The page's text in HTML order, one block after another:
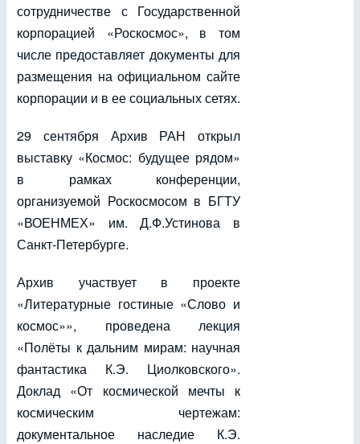
сотрудничестве с Государственной
корпорацией «Роскосмос», в том
числе предоставляет документы для
размещения на официальном сайте
корпорации и в ее социальных сетях.
29 сентября Архив РАН открыл
выставку «Космос: будущее рядом»
в рамках конференции,
организуемой Роскосмосом в БГТУ
«ВОЕНМЕХ» им. Д.Ф.Устинова в
Санкт-Петербурге.
Архив участвует в проекте
«Литературные гостиные «Слово и
космос»», проведена лекция
«Полёты к дальним мирам: научная
фантастика К.Э. Циолковского».
Доклад «От космической мечты к
космическим чертежам:
документальное наследие К.Э.